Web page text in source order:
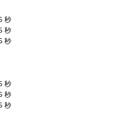
秒
秒
秒
秒
秒
秒